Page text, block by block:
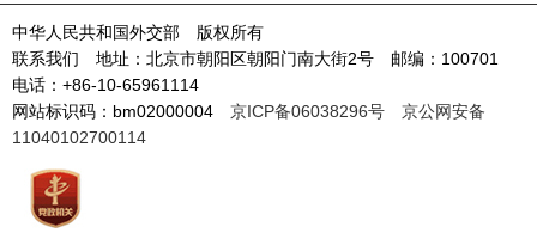
中华人民共和国外交部 版权所有
联系我们 地址：北京市朝阳区朝阳门南大街2号 邮编：100701
电话：+86-10-65961114
网站标识码：bm02000004 京ICP备06038296号
京公网安备
11040102700114